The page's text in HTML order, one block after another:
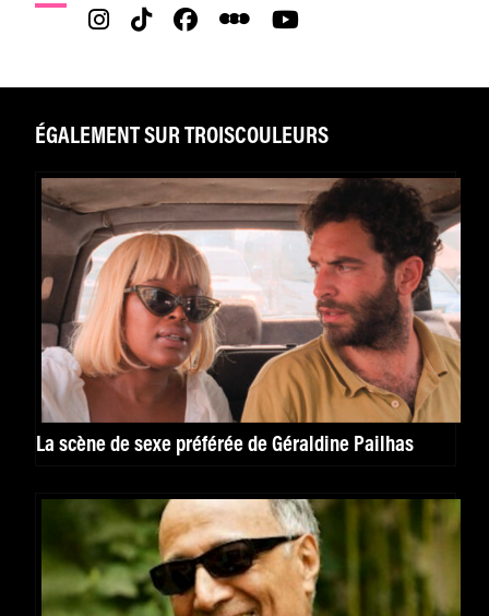
ÉGALEMENT SUR TROISCOULEURS
La scène de sexe préférée de Géraldine Pailhas